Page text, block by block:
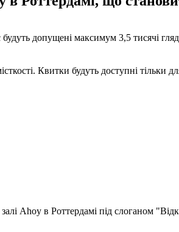
допущені максимум 3,5 тисячі
Квитки будуть доступні тільки
Ahoy в Роттердамі під слоганом